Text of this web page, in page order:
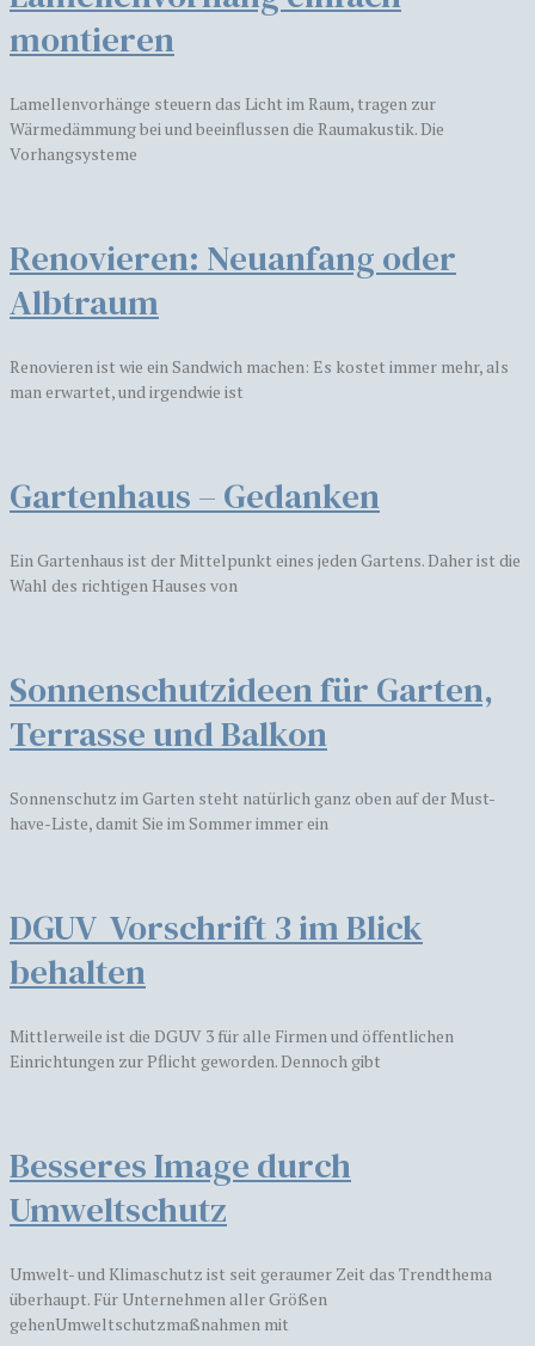
montieren
Lamellenvorhänge steuern das Licht im Raum, tragen zur
Wärmedämmung bei und beeinflussen die Raumakustik. Die
Vorhangsysteme
​​Renovieren: Neuanfang oder
Albtraum
Renovieren ist wie ein Sandwich machen: Es kostet immer mehr, als
man erwartet, und irgendwie ist
Gartenhaus – Gedanken
Ein Gartenhaus ist der Mittelpunkt eines jeden Gartens. Daher ist die
Wahl des richtigen Hauses von
Sonnenschutzideen für Garten,
Terrasse und Balkon
Sonnenschutz im Garten steht natürlich ganz oben auf der Must-
have-Liste, damit Sie im Sommer immer ein
DGUV Vorschrift 3 im Blick
behalten
Mittlerweile ist die DGUV 3 für alle Firmen und öffentlichen
Einrichtungen zur Pflicht geworden. Dennoch gibt
Besseres Image durch
Umweltschutz
Umwelt- und Klimaschutz ist seit geraumer Zeit das Trendthema
überhaupt. Für Unternehmen aller Größen
gehenUmweltschutzmaßnahmen mit